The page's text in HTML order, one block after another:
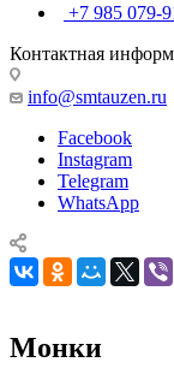
+7 985 079-
Контактная
info@smtauzen.ru
Facebook
Instagram
Telegram
WhatsApp
Монки